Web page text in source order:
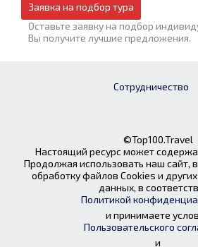
Заявка на подбор тура
Оставьте заявку на подбор
Вы получите лучшие предложения.
Сотрудничество
©Top100.Travel
Настоящий ресурс может
Продолжая использовать наш сайт,
обработку файлов Cookies и
данных, в
Политикой
и принимаете
Пользовательского
и